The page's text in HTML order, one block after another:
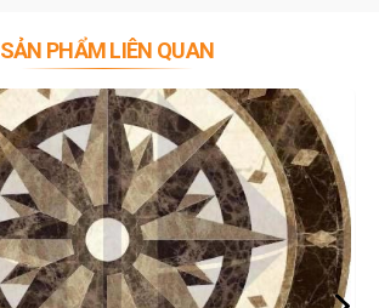
SẢN PHẨM LIÊN QUAN